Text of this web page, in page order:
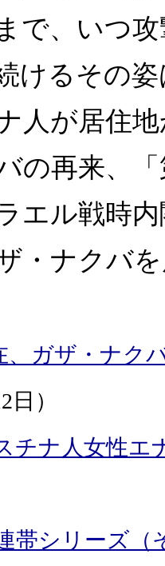
で、いつ
けるその
人が居住
の再来、
エル戦時
・ナクバ
、ガザ・ナ
日）
チナ人女性エ
帯シリーズ（